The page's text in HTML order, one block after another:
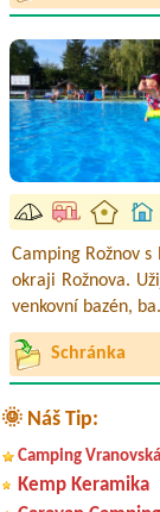
Camping Rožnov
okraji Rožnova.
venkovní bazén,
Schránka
🌞 Náš Tip:
Camping
Kemp Keramika